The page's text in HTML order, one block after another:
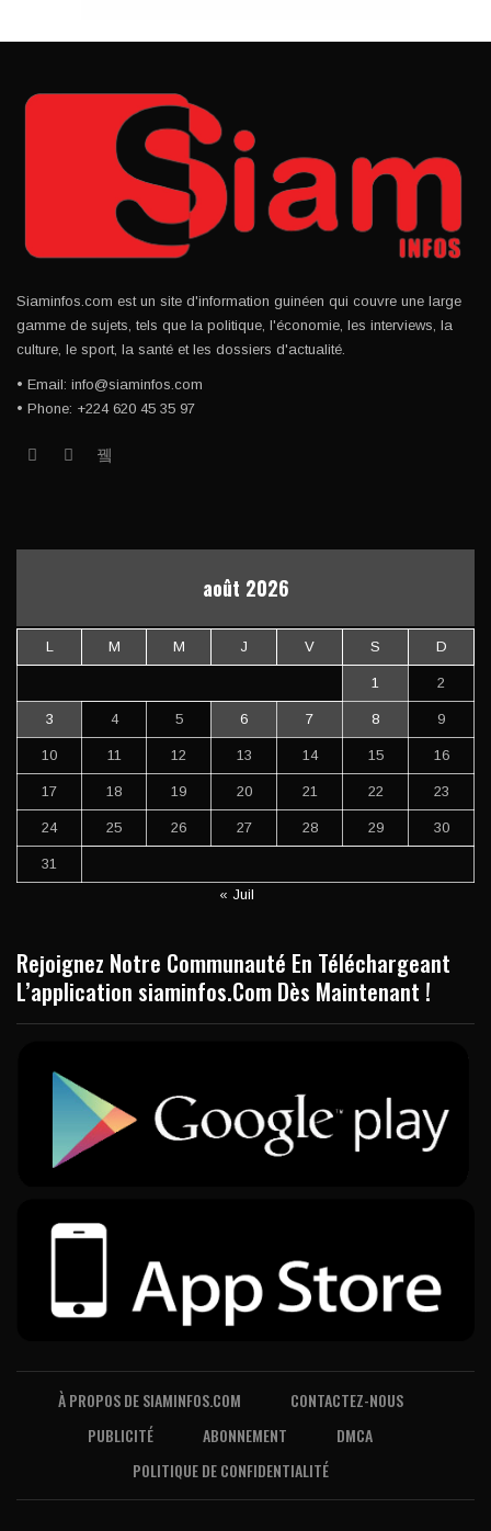
Siaminfos.com est un site d'information guinéen qui couvre une large
gamme de sujets, tels que la politique, l'économie, les interviews, la
culture, le sport, la santé et les dossiers d'actualité.
• Email: info@siaminfos.com
• Phone: +224 620 45 35 97
août 2026
L M M J V S D
1 2
3 4 5 6 7 8 9
10 11 12 13 14 15 16
17 18 19 20 21 22 23
24 25 26 27 28 29 30
31
« Juil
Rejoignez Notre Communauté En Téléchargeant
L’application siaminfos.Com Dès Maintenant !
À PROPOS DE SIAMINFOS.COM
CONTACTEZ-NOUS
PUBLICITÉ
ABONNEMENT
DMCA
POLITIQUE DE CONFIDENTIALITÉ